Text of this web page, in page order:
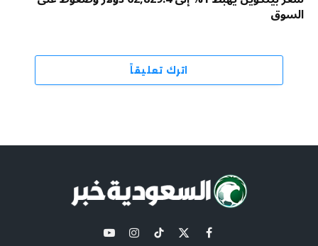
السوق
اترك تعليقاً
فيسبوك
X تيكتوكالانستغراميوتيوب